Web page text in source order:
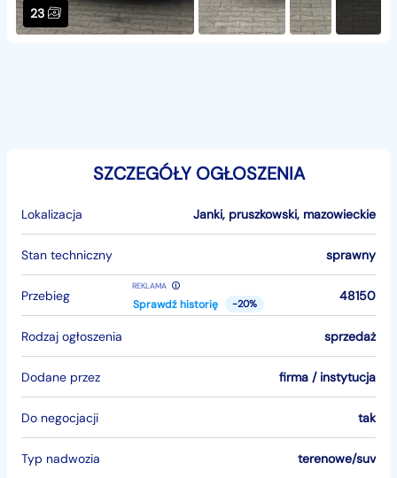
23
SZCZEGÓŁY OGŁOSZENIA
Lokalizacja Janki, pruszkowski, mazowieckie
Stan techniczny sprawny
Przebieg
REKLAMA
Sprawdź historię -20%
48150
Rodzaj ogłoszenia sprzedaż
Dodane przez firma / instytucja
Do negocjacji tak
Typ nadwozia terenowe/suv